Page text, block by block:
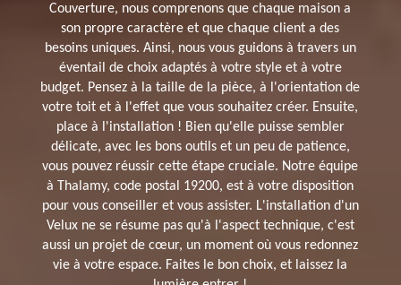
Couverture, nous comprenons que chaque maison a
son propre caractère et que chaque client a des
besoins uniques. Ainsi, nous vous guidons à travers un
éventail de choix adaptés à votre style et à votre
budget. Pensez à la taille de la pièce, à l'orientation de
votre toit et à l'effet que vous souhaitez créer. Ensuite,
place à l'installation ! Bien qu'elle puisse sembler
délicate, avec les bons outils et un peu de patience,
vous pouvez réussir cette étape cruciale. Notre équipe
à Thalamy, code postal 19200, est à votre disposition
pour vous conseiller et vous assister. L'installation d'un
Velux ne se résume pas qu'à l'aspect technique, c'est
aussi un projet de cœur, un moment où vous redonnez
vie à votre espace. Faites le bon choix, et laissez la